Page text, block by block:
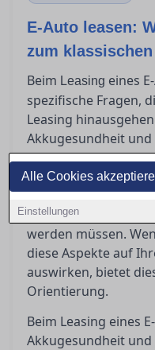
Alle Cookies
Einstellungen
E-Auto leasen:
zum
Beim Leasing eines
spezifische Fragen,
Leasing
Akkugesundheit und
sollten im Vertrag
bieten steuerliche
Regelungen für
entscheidende
werden müssen.
diese Aspekte auf
auswirken, bietet
Orientierung.
Beim Leasing eines
Akkugesundheit